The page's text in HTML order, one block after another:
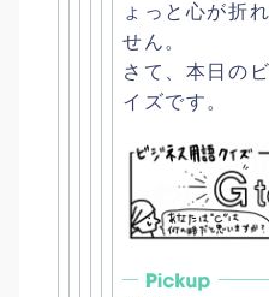
ょっと心が折
せん 。
さて、本日の
イズです。